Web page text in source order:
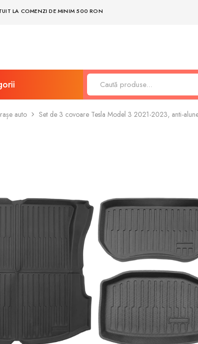
LA COMENZI DE MINIM 500 RON
auto Set de 3 covoare Tesla Model 3 2021-2023, anti-